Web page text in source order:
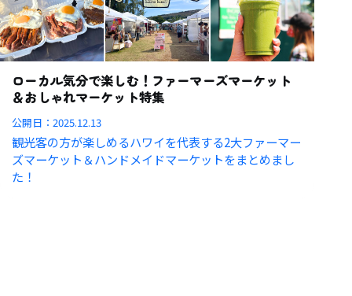
ローカル気分で楽しむ！ファーマーズマーケット
＆おしゃれマーケット特集
公開日：2025.12.13
観光客の方が楽しめるハワイを代表する2大ファーマー
ズマーケット＆ハンドメイドマーケットをまとめまし
た！